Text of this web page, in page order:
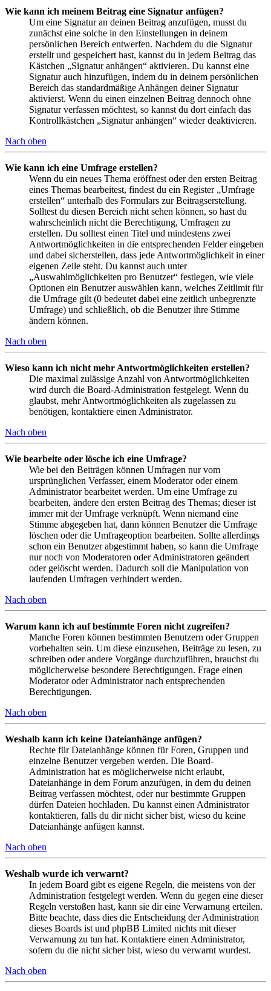
Wie kann ich meinem Beitrag eine Signatur anfügen?
Um eine Signatur an deinen Beitrag anzufügen, musst du
zunächst eine solche in den Einstellungen in deinem
persönlichen Bereich entwerfen. Nachdem du die Signatur
erstellt und gespeichert hast, kannst du in jedem Beitrag das
Kästchen „Signatur anhängen“ aktivieren. Du kannst eine
Signatur auch hinzufügen, indem du in deinem persönlichen
Bereich das standardmäßige Anhängen deiner Signatur
aktivierst. Wenn du einen einzelnen Beitrag dennoch ohne
Signatur verfassen möchtest, so kannst du dort einfach das
Kontrollkästchen „Signatur anhängen“ wieder deaktivieren.
Nach oben
Wie kann ich eine Umfrage erstellen?
Wenn du ein neues Thema eröffnest oder den ersten Beitrag
eines Themas bearbeitest, findest du ein Register „Umfrage
erstellen“ unterhalb des Formulars zur Beitragserstellung.
Solltest du diesen Bereich nicht sehen können, so hast du
wahrscheinlich nicht die Berechtigung, Umfragen zu
erstellen. Du solltest einen Titel und mindestens zwei
Antwortmöglichkeiten in die entsprechenden Felder eingeben
und dabei sicherstellen, dass jede Antwortmöglichkeit in einer
eigenen Zeile steht. Du kannst auch unter
„Auswahlmöglichkeiten pro Benutzer“ festlegen, wie viele
Optionen ein Benutzer auswählen kann, welches Zeitlimit für
die Umfrage gilt (0 bedeutet dabei eine zeitlich unbegrenzte
Umfrage) und schließlich, ob die Benutzer ihre Stimme
ändern können.
Nach oben
Wieso kann ich nicht mehr Antwortmöglichkeiten erstellen?
Die maximal zulässige Anzahl von Antwortmöglichkeiten
wird durch die Board-Administration festgelegt. Wenn du
glaubst, mehr Antwortmöglichkeiten als zugelassen zu
benötigen, kontaktiere einen Administrator.
Nach oben
Wie bearbeite oder lösche ich eine Umfrage?
Wie bei den Beiträgen können Umfragen nur vom
ursprünglichen Verfasser, einem Moderator oder einem
Administrator bearbeitet werden. Um eine Umfrage zu
bearbeiten, ändere den ersten Beitrag des Themas; dieser ist
immer mit der Umfrage verknüpft. Wenn niemand eine
Stimme abgegeben hat, dann können Benutzer die Umfrage
löschen oder die Umfrageoption bearbeiten. Sollte allerdings
schon ein Benutzer abgestimmt haben, so kann die Umfrage
nur noch von Moderatoren oder Administratoren geändert
oder gelöscht werden. Dadurch soll die Manipulation von
laufenden Umfragen verhindert werden.
Nach oben
Warum kann ich auf bestimmte Foren nicht zugreifen?
Manche Foren können bestimmten Benutzern oder Gruppen
vorbehalten sein. Um diese einzusehen, Beiträge zu lesen, zu
schreiben oder andere Vorgänge durchzuführen, brauchst du
möglicherweise besondere Berechtigungen. Frage einen
Moderator oder Administrator nach entsprechenden
Berechtigungen.
Nach oben
Weshalb kann ich keine Dateianhänge anfügen?
Rechte für Dateianhänge können für Foren, Gruppen und
einzelne Benutzer vergeben werden. Die Board-
Administration hat es möglicherweise nicht erlaubt,
Dateianhänge in dem Forum anzufügen, in dem du deinen
Beitrag verfassen möchtest, oder nur bestimmte Gruppen
dürfen Dateien hochladen. Du kannst einen Administrator
kontaktieren, falls du dir nicht sicher bist, wieso du keine
Dateianhänge anfügen kannst.
Nach oben
Weshalb wurde ich verwarnt?
In jedem Board gibt es eigene Regeln, die meistens von der
Administration festgelegt werden. Wenn du gegen eine dieser
Regeln verstoßen hast, kann sie dir eine Verwarnung erteilen.
Bitte beachte, dass dies die Entscheidung der Administration
dieses Boards ist und phpBB Limited nichts mit dieser
Verwarnung zu tun hat. Kontaktiere einen Administrator,
sofern du die nicht sicher bist, wieso du verwarnt wurdest.
Nach oben